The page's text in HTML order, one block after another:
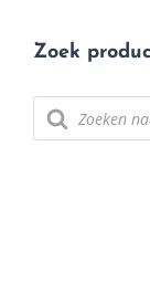
Zoek
Producten
zoeken